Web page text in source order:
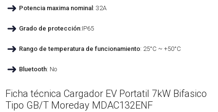
➜ Potencia maxima nominal : 32A
➜ Grado de protección:IP65
➜ Rango de temperatura de funcionamiento: 25°C ~ +50°C
➜ Bluetooth: No
Ficha técnica Cargador EV Portatil 7kW Bifasico
Tipo GB/T Moreday MDAC132ENF